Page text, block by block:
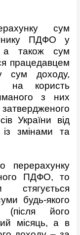
сум
ПДФО у
а також сум
працедавцем
сум доходу,
на користь
з них
України від
змінами та
перерахунку
ПДФО, то
будь-якого
(після його
місяць, а в